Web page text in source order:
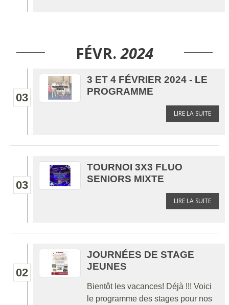
FÉVR. 2024
03
3 ET 4 FÉVRIER 2024 - LE
PROGRAMME
LIRE LA SUITE
03
TOURNOI 3X3 FLUO
SENIORS MIXTE
LIRE LA SUITE
02
JOURNÉES DE STAGE
JEUNES
Bientôt les vacances! Déjà !!! Voici
le programme des stages pour nos